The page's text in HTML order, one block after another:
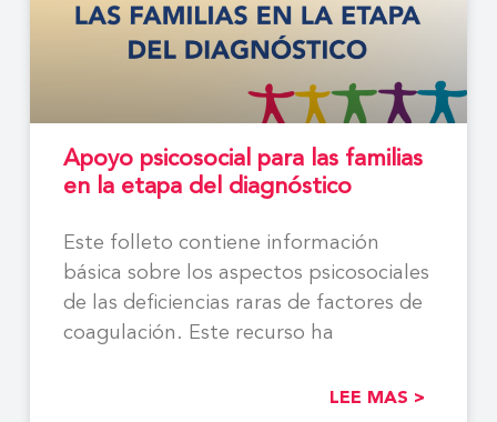
Apoyo psicosocial para las familias
en la etapa del diagnóstico
Este folleto contiene información
básica sobre los aspectos psicosociales
de las deficiencias raras de factores de
coagulación. Este recurso ha
LEE MAS >